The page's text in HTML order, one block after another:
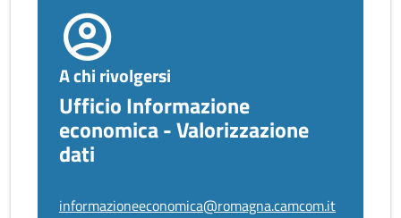
A chi rivolgersi
Ufficio Informazione
economica - Valorizzazione
dati
informazioneeconomica@romagna.camcom.it